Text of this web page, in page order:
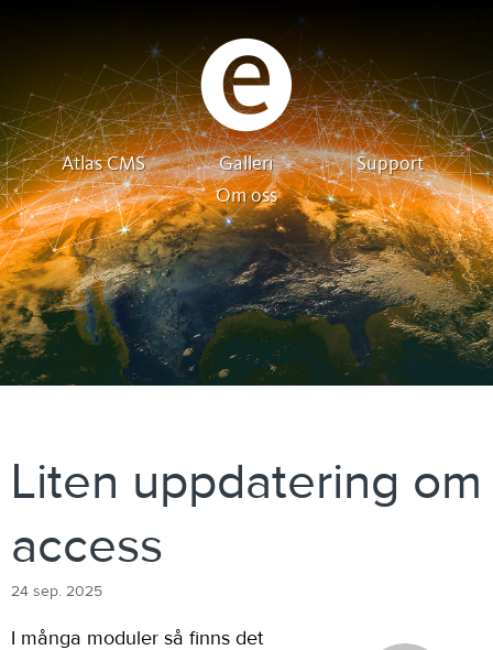
Atlas CMS Galleri
Support
Om oss
Liten uppdatering om
access
24 sep. 2025
I många moduler så finns det